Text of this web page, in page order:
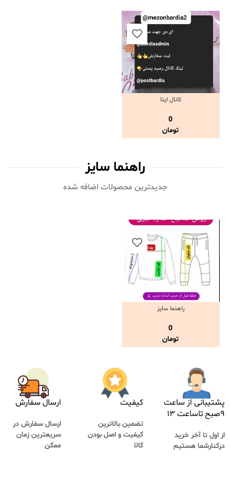
مشاهده و خرید
کانال ایتا
0
تومان
راهنما سایز
جدیدترین محصولات اضافه شده‌
مشاهده و خرید
راهنما سایز
0
تومان
پشتیبانی از ساعت
۹صبح تاساعت ۱۳
از اول تا آخر خرید
درکنارشما هستیم
کیفیت
تضمین بالاترین
کیفیت و اصل بودن
کالا
ارسال سفارش
ارسال سفارش در
سریعترین زمان
ممکن